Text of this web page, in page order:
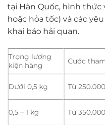
tại Hàn Quốc, hình
hoặc hỏa tốc) và các
khai báo hải quan.
Trọng lượng
kiện hàng
Cước
Dưới 0,5 kg Từ
0,5 – 1 kg Từ